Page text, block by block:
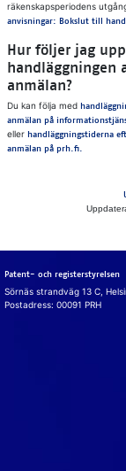
räkenskapsperiodens
anvisningar: Bokslut till
Hur följer jag upp
handläggningen
anmälan?
Du kan följa med
anmälan på
eller handläggningstiderna
anmälan på prh.fi.
Patent- och registerstyrelsen
Sörnäs strandväg 13 C,
Postadress: 00091 PRH